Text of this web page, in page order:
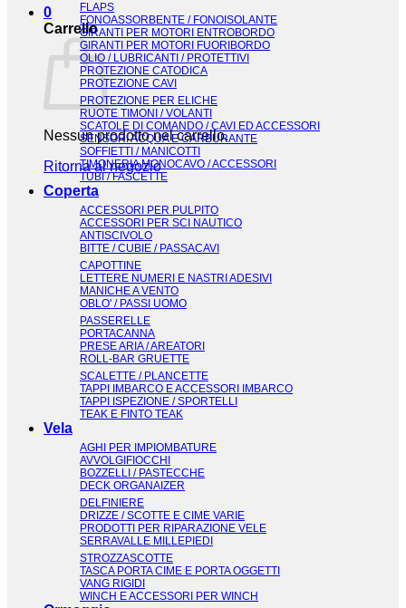
0
Carrello
Nessun prodotto nel carrello.
Ritorna al negozio
FLAPS
FONOASSORBENTE / FONOISOLANTE
GIRANTI PER MOTORI ENTROBORDO
GIRANTI PER MOTORI FUORIBORDO
OLIO / LUBRICANTI / PROTETTIVI
PROTEZIONE CATODICA
PROTEZIONE CAVI
PROTEZIONE PER ELICHE
RUOTE TIMONI / VOLANTI
SCATOLE DI COMANDO / CAVI ED ACCESSORI
SENSORI ACQUA E CARBURANTE
SOFFIETTI / MANICOTTI
TIMONERIA MONOCAVO / ACCESSORI
TUBI / FASCETTE
Coperta
ACCESSORI PER PULPITO
ACCESSORI PER SCI NAUTICO
ANTISCIVOLO
BITTE / CUBIE / PASSACAVI
CAPOTTINE
LETTERE NUMERI E NASTRI ADESIVI
MANICHE A VENTO
OBLO' / PASSI UOMO
PASSERELLE
PORTACANNA
PRESE ARIA / AREATORI
ROLL-BAR GRUETTE
SCALETTE / PLANCETTE
TAPPI IMBARCO E ACCESSORI IMBARCO
TAPPI ISPEZIONE / SPORTELLI
TEAK E FINTO TEAK
Vela
AGHI PER IMPIOMBATURE
AVVOLGIFIOCCHI
BOZZELLI / PASTECCHE
DECK ORGANAIZER
DELFINIERE
DRIZZE / SCOTTE E CIME VARIE
PRODOTTI PER RIPARAZIONE VELE
SERRAVALLE MILLEPIEDI
STROZZASCOTTE
TASCA PORTA CIME E PORTA OGGETTI
VANG RIGIDI
WINCH E ACCESSORI PER WINCH